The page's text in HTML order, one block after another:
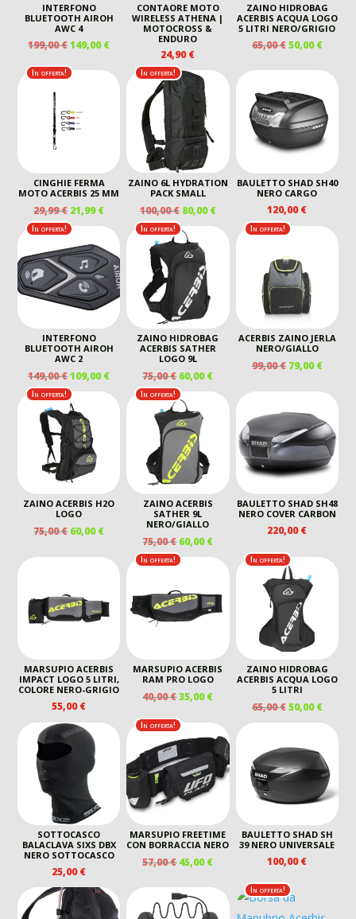
INTERFONO
BLUETOOTH AIROH
AWC 4
199,00€IL
ORIGINALE
149,00€IL
ATTUALE
149,00 €.
CONTAORE MOTO
WIRELESS ATHENA |
MOTOCROSS &
ENDURO
24,90€
ZAINO HIDROBAG
ACERBIS ACQUA LOGO
5 LITRI NERO/GRIGIO
65,00€ IL
ORIGINALE
65,00 €.
50,00€IL
50,00
In offerta!
CINGHIE FERMA
MOTO ACERBIS 25 MM
29,99€ IL
PREZZO
ORIGINALE
ERA:
29,99 €.
21,99€IL
PREZZO
ATTUALE
È:
21,99 €.
In offerta!
ZAINO 6L HYDRATION
PACK SMALL
100,00€ IL
PREZZO
ORIGINALE
ERA:
100,00 €.
80,00€IL
PREZZO
ATTUALE
BAULETTO SHAD SH40
NERO CARGO
120,00€
In offerta!
INTERFONO
BLUETOOTH AIROH
AWC 2
149,00€IL
PREZZO
ORIGINALE
ERA:
149,00 €.
109,00€IL
PREZZO
ATTUALE
In offerta!
ZAINO HIDROBAG
ACERBIS SATHER
LOGO 9L
75,00€ IL
PREZZO
ORIGINALE
ERA:
75,00 €.
60,00€IL
ATTUALE
60,00 €.
In offerta!
ACERBIS ZAINO JERLA
NERO/GIALLO
99,00€ IL
ORIGINALE
99,00 €.
79,00€IL
79,00
In offerta!
ZAINO ACERBIS H2O
LOGO
75,00€ IL
ORIGINALE
60,00€IL
PREZZO
ATTUALE
In offerta!
ZAINO ACERBIS
SATHER 9L
NERO/GIALLO
75,00€ IL
PREZZO
ORIGINALE
75,00 €.
60,00€IL
PREZZO
ATTUALE
60,00 €.
BAULETTO SHAD SH48
NERO COVER CARBON
220,00€
MARSUPIO ACERBIS
IMPACT LOGO 5 LITRI,
COLORE NERO-GRIGIO
55,00€
In offerta!
MARSUPIO ACERBIS
RAM PRO LOGO
40,00€IL
ORIGINALE
ERA:
40,00 €.
35,00€IL
PREZZO
ATTUALE
È:
35,00 €.
In offerta!
ZAINO HIDROBAG
ACERBIS ACQUA LOGO
5 LITRI
65,00€ IL
PREZZO
ORIGINALE
ERA:
65,00 €.
50,00€IL
50,00
SOTTOCASCO
BALACLAVA SIXS DBX
NERO SOTTOCASCO
25,00€
In offerta!
MARSUPIO FREETIME
CON BORRACCIA NERO
57,00€ IL
ORIGINALE
ERA:
45,00€IL
ATTUALE
BAULETTO SHAD SH
39 NERO UNIVERSALE
100,00€
In offerta!